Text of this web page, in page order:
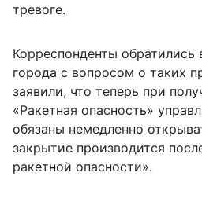
тревоге.
Корреспонденты
города с вопросом о таких
заявили, что теперь при
«Ракетная опасность»
обязаны немедленно
закрытие производится
ракетной опасности».